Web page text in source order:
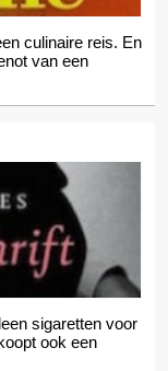
culinaire reis. En
van een
sigaretten voor
ook een